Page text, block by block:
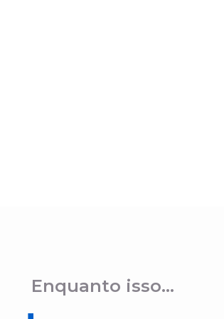
Enquanto isso...